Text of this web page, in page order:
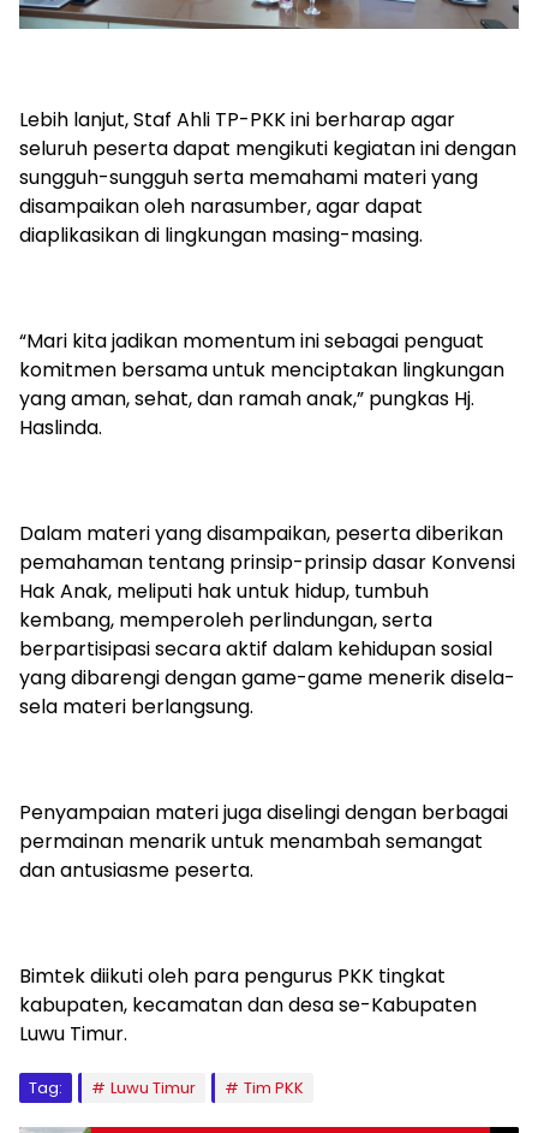
Lebih lanjut, Staf Ahli TP-PKK ini berharap agar
seluruh peserta dapat mengikuti kegiatan ini dengan
sungguh-sungguh serta memahami materi yang
disampaikan oleh narasumber, agar dapat
diaplikasikan di lingkungan masing-masing.
“Mari kita jadikan momentum ini sebagai penguat
komitmen bersama untuk menciptakan lingkungan
yang aman, sehat, dan ramah anak,” pungkas Hj.
Haslinda.
Dalam materi yang disampaikan, peserta diberikan
pemahaman tentang prinsip-prinsip dasar Konvensi
Hak Anak, meliputi hak untuk hidup, tumbuh
kembang, memperoleh perlindungan, serta
berpartisipasi secara aktif dalam kehidupan sosial
yang dibarengi dengan game-game menerik disela-
sela materi berlangsung.
Penyampaian materi juga diselingi dengan berbagai
permainan menarik untuk menambah semangat
dan antusiasme peserta.
Bimtek diikuti oleh para pengurus PKK tingkat
kabupaten, kecamatan dan desa se-Kabupaten
Luwu Timur.
Tag: Luwu Timur Tim PKK